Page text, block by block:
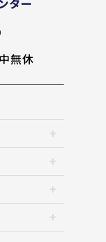
無休